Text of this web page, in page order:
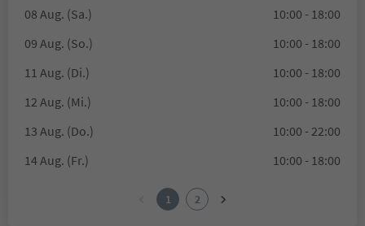
08 Aug. (Sa.)
10:00 - 18:00
09 Aug. (So.)
10:00 - 18:00
11 Aug. (Di.)
10:00 - 18:00
12 Aug. (Mi.)
10:00 - 18:00
13 Aug. (Do.)
10:00 - 22:00
14 Aug. (Fr.)
10:00 - 18:00
1 2